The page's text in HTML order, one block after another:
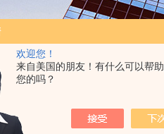
欢迎您！
来自美国的朋友！有什么可以帮助
您的吗？